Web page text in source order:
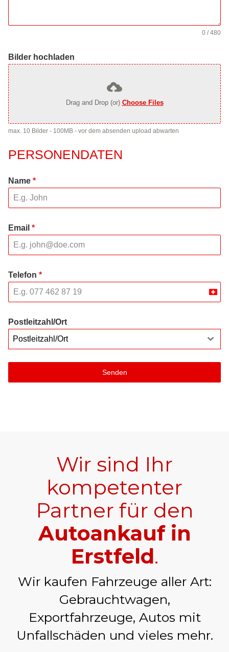
0 / 480
Bilder hochladen
Drag and Drop (or) Choose Files
max. 10 Bilder - 100MB - vor dem absenden upload abwarten
PERSONENDATEN
Name *
Email *
Telefon *
Postleitzahl/Ort
Postleitzahl/Ort
Senden
Wir sind Ihr
kompetenter
Partner für den
Autoankauf in
Erstfeld.
Wir kaufen Fahrzeuge aller Art:
Gebrauchtwagen,
Exportfahrzeuge, Autos mit
Unfallschäden und vieles mehr.